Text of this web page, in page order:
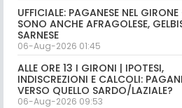
UFFICIALE: PAGANESE NEL
SONO ANCHE AFRAGOLESE,
SARNESE
06-Aug-2026 01:45
ALLE ORE 13 I GIRONI | IPOTESI,
INDISCREZIONI E CALCOLI:
VERSO QUELLO SARDO/LAZIALE?
06-Aug-2026 09:53